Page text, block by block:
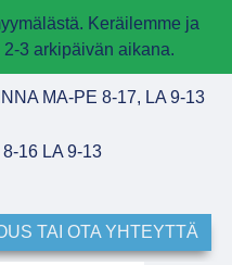
Keräilemme ja
3 arkipäivän aikana.
MA-PE 8-17, LA 9-13
16 LA 9-13
TAI OTA YHTEYTTÄ